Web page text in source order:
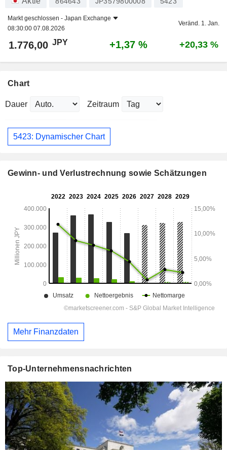
Markt geschlossen - Japan Exchange
08:30:00 07.08.2026
Veränd. 1. Jan.
1.776,00 JPY +1,37 % +20,33 %
Chart
Dauer Zeitraum
5423: Dynamischer Chart
Gewinn- und Verlustrechnung sowie Schätzungen
Mehr Finanzdaten
Top-Unternehmensnachrichten